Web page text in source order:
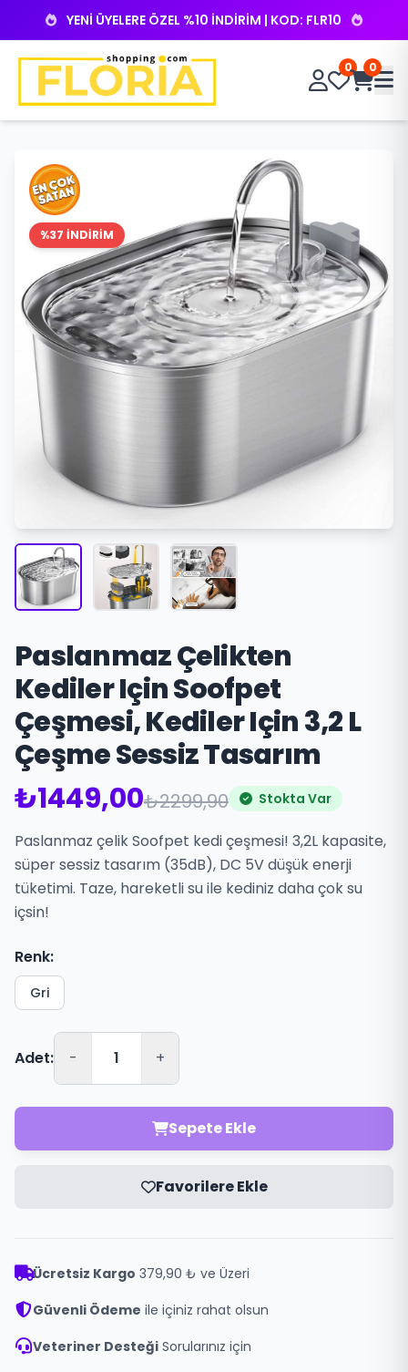
YENİ ÜYELERE ÖZEL %10 İNDİRİM | KOD: FLR10
0 0
%37 İNDİRİM
Paslanmaz Çelikten
Kediler Için Soofpet
Çeşmesi, Kediler Için 3,2 L
Çeşme Sessiz Tasarım
₺1449,00₺2299,90 Stokta Var
Paslanmaz çelik Soofpet kedi çeşmesi! 3,2L kapasite,
süper sessiz tasarım (35dB), DC 5V düşük enerji
tüketimi. Taze, hareketli su ile kediniz daha çok su
içsin!
Renk:
Gri
Adet: - +
Sepete Ekle
Favorilere Ekle
Ücretsiz Kargo 379,90 ₺ ve Üzeri
Güvenli Ödeme ile içiniz rahat olsun
Veteriner Desteği Sorularınız için